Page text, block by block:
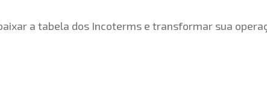
a tabela dos Incoterms e transformar sua